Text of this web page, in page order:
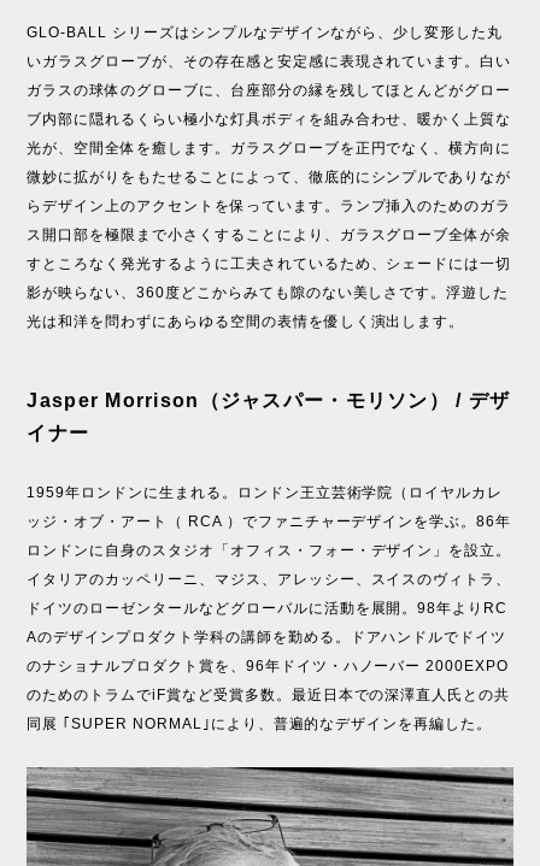
GLO-BALL シリーズはシンプルなデザインながら、少し変形した丸
いガラスグローブが、その存在感と安定感に表現されています。白い
ガラスの球体のグローブに、台座部分の縁を残してほとんどがグロー
ブ内部に隠れるくらい極小な灯具ボディを組み合わせ、暖かく上質な
光が、空間全体を癒します。ガラスグローブを正円でなく、横方向に
微妙に拡がりをもたせることによって、徹底的にシンプルでありなが
らデザイン上のアクセントを保っています。ランプ挿入のためのガラ
ス開口部を極限まで小さくすることにより、ガラスグローブ全体が余
すところなく発光するように工夫されているため、シェードには一切
影が映らない、360度どこからみても隙のない美しさです。浮遊した
光は和洋を問わずにあらゆる空間の表情を優しく演出します。
Jasper Morrison（ジャスパー・モリソン） / デザ
イナー
1959年ロンドンに生まれる。ロンドン王立芸術学院（ロイヤルカレ
ッジ・オブ・アート（ RCA ）でファニチャーデザインを学ぶ。86年
ロンドンに自身のスタジオ「オフィス・フォー・デザイン」を設立。
イタリアのカッペリーニ、マジス、アレッシー、スイスのヴィトラ、
ドイツのローゼンタールなどグローバルに活動を展開。98年よりRC
Aのデザインプロダクト学科の講師を勤める。ドアハンドルでドイツ
のナショナルプロダクト賞を、96年ドイツ・ハノーバー 2000EXPO
のためのトラムでiF賞など受賞多数。最近日本での深澤直人氏との共
同展 ｢SUPER NORMAL｣により、普遍的なデザインを再編した。